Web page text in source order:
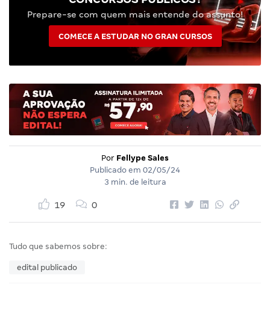
Prepare-se com quem mais entende do assunto!
COMECE A ESTUDAR NO GRAN CURSOS
Por Fellype Sales
Publicado em 02/05/24
3 min. de leitura
19 0
Tudo que sabemos sobre:
edital publicado